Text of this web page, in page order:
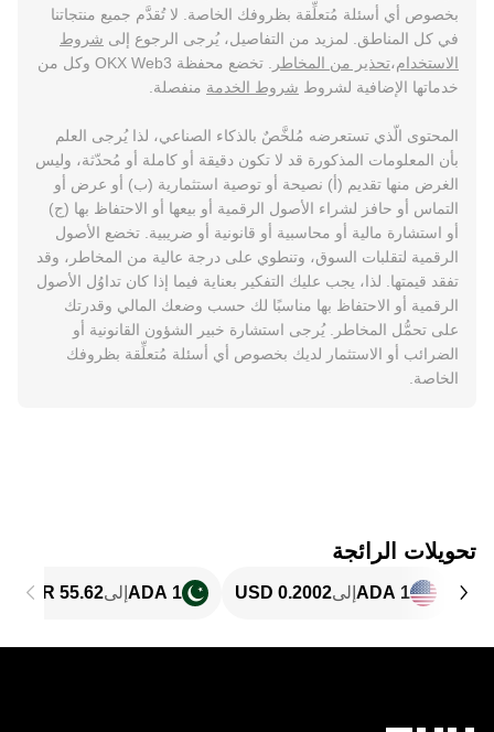
بخصوص أي أسئلة مُتعلِّقة بظروفك الخاصة. لا تُقدَّم جميع منتجاتنا
في كل المناطق. لمزيد من التفاصيل، يُرجى الرجوع إلى شروط
الاستخدام،تحذير من المخاطر
. تخضع محفظة OKX Web3 وكل من
خدماتها الإضافية لشروط شروط الخدمة منفصلة.
المحتوى الّذي تستعرضه مُلخَّصٌ بالذكاء الصناعي، لذا يُرجى العلم
بأن المعلومات المذكورة قد لا تكون دقيقة أو كاملة أو مُحدّثة، وليس
الغرض منها تقديم (أ) نصيحة أو توصية استثمارية (ب) أو عرض أو
التماس أو حافز لشراء الأصول الرقمية أو بيعها أو الاحتفاظ بها (ج)
أو استشارة مالية أو محاسبية أو قانونية أو ضريبية. تخضع الأصول
الرقمية لتقلبات السوق، وتنطوي على درجة عالية من المخاطر، وقد
تفقد قيمتها. لذا، يجب عليك التفكير بعناية فيما إذا كان تداوُل الأصول
الرقمية أو الاحتفاظ بها مناسبًا لك حسب وضعك المالي وقدرتك
على تحمُّل المخاطر. يُرجى استشارة خبير الشؤون القانونية أو
الضرائب أو الاستثمار لديك بخصوص أي أسئلة مُتعلِّقة بظروفك
الخاصة.
تحويلات الرائجة
1 ADA إلى 1 ADA إلى